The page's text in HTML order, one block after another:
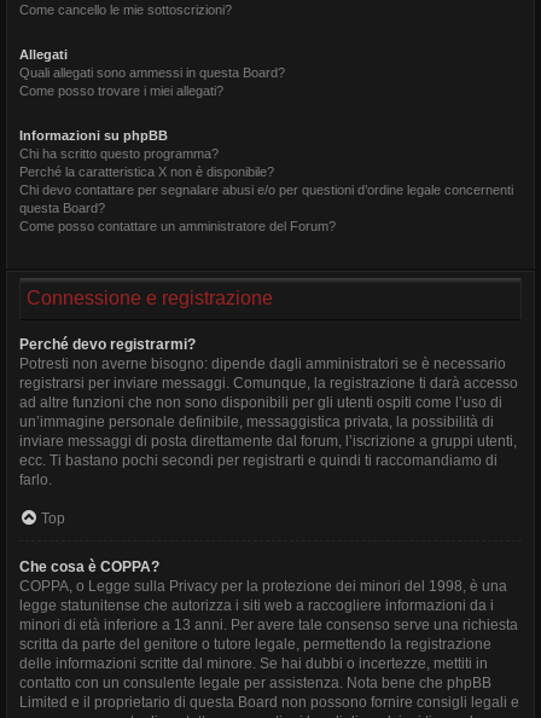
Come cancello le mie sottoscrizioni?
Allegati
Quali allegati sono ammessi in questa Board?
Come posso trovare i miei allegati?
Informazioni su phpBB
Chi ha scritto questo programma?
Perché la caratteristica X non è disponibile?
Chi devo contattare per segnalare abusi e/o per questioni d’ordine legale concernenti
questa Board?
Come posso contattare un amministratore del Forum?
Connessione e registrazione
Perché devo registrarmi?
Potresti non averne bisogno: dipende dagli amministratori se è necessario
registrarsi per inviare messaggi. Comunque, la registrazione ti darà accesso
ad altre funzioni che non sono disponibili per gli utenti ospiti come l’uso di
un’immagine personale definibile, messaggistica privata, la possibilità di
inviare messaggi di posta direttamente dal forum, l’iscrizione a gruppi utenti,
ecc. Ti bastano pochi secondi per registrarti e quindi ti raccomandiamo di
farlo.
Top
Che cosa è COPPA?
COPPA, o Legge sulla Privacy per la protezione dei minori del 1998, è una
legge statunitense che autorizza i siti web a raccogliere informazioni da i
minori di età inferiore a 13 anni. Per avere tale consenso serve una richiesta
scritta da parte del genitore o tutore legale, permettendo la registrazione
delle informazioni scritte dal minore. Se hai dubbi o incertezze, mettiti in
contatto con un consulente legale per assistenza. Nota bene che phpBB
Limited e il proprietario di questa Board non possono fornire consigli legali e